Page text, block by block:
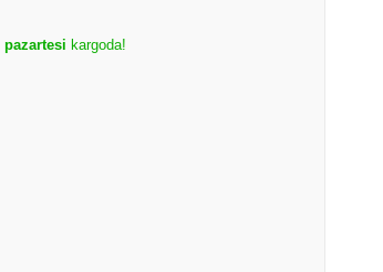
pazartesi kargoda!